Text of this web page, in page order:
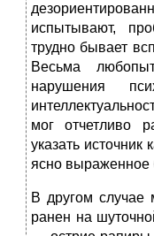
испытывают,
трудно бывает
Весьма
нарушения
мог отчетливо
указать
ясно выраженное
В другом случае
ранен на